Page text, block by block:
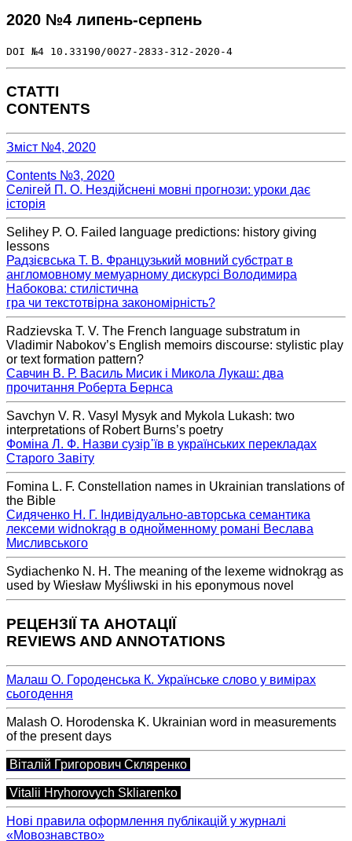
2020 №4 липень-серпень
DOI №4 10.33190/0027-2833-312-2020-4
СТАТТІ
CONTENTS
Зміст №4, 2020
Contents №3, 2020
Селігей П. О. Нездійснені мовні прогнози: уроки дає
історія
Selihey P. О. Failed language predictions: history giving
lessons
Радзієвська Т. В. Французький мовний субстрат в
англомовному мемуарному дискурсі Володимира
Набокова: стилістична
гра чи текстотвірна закономірність?
Radzievska T. V. The French language substratum in
Vladimir Nabokov’s English memoirs discourse: stylistic play
or text formation pattern?
Савчин В. Р. Василь Мисик і Микола Лукаш: два
прочитання Роберта Бернса
Savchyn V. R. Vasyl Mysyk and Mykola Lukash: two
interpretations of Robert Burns’s poetry
Фоміна Л. Ф. Назви сузір᾽їв в українських перекладах
Старого Завіту
Fomina L. F. Constellation names in Ukrainian translations of
the Bible
Сидяченко Н. Г. Індивідуально-авторська семантика
лексеми widnokrąg в однойменному романі Веслава
Мисливського
Sydiachenko N. H. The meaning of the lexeme widnokrąg as
used by Wiesław Myśliwski in his eponymous novel
РЕЦЕНЗІЇ ТА АНОТАЦІЇ
REVIEWS AND ANNOTATIONS
Малаш О. Городенська К. Українське слово у вимірах
сьогодення
Malash O. Horodenska K. Ukrainian word in measurements
of the present days
Віталій Григорович Скляренко
Vitalii Hryhorovych Skliarenko
Нові правила оформлення публікацій у журналі
«Мовознавство»